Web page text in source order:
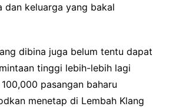
dan keluarga yang bakal
dibina juga belum tentu dapat
tinggi lebih-lebih lagi
pasangan baharu
menetap di Lembah Klang